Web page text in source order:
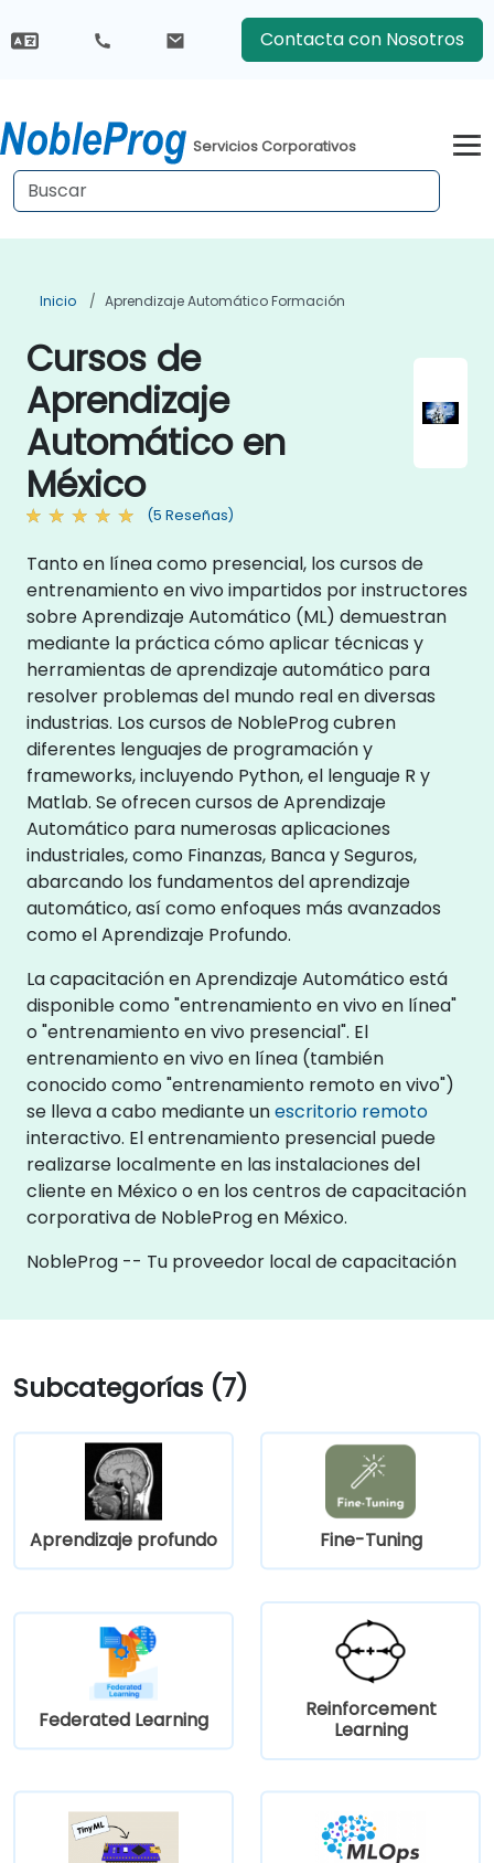
Contacta con Nosotros
Servicios Corporativos
Inicio Aprendizaje Automático Formación
Cursos de
Aprendizaje
Automático en
México
(5 Reseñas)
Tanto en línea como presencial, los cursos de
entrenamiento en vivo impartidos por instructores
sobre Aprendizaje Automático (ML) demuestran
mediante la práctica cómo aplicar técnicas y
herramientas de aprendizaje automático para
resolver problemas del mundo real en diversas
industrias. Los cursos de NobleProg cubren
diferentes lenguajes de programación y
frameworks, incluyendo Python, el lenguaje R y
Matlab. Se ofrecen cursos de Aprendizaje
Automático para numerosas aplicaciones
industriales, como Finanzas, Banca y Seguros,
abarcando los fundamentos del aprendizaje
automático, así como enfoques más avanzados
como el Aprendizaje Profundo.
La capacitación en Aprendizaje Automático está
disponible como "entrenamiento en vivo en línea"
o "entrenamiento en vivo presencial". El
entrenamiento en vivo en línea (también
conocido como "entrenamiento remoto en vivo")
se lleva a cabo mediante unescritorio remoto
interactivo. El entrenamiento presencial puede
realizarse localmente en las instalaciones del
cliente en México o en los centros de capacitación
corporativa de NobleProg en México.
NobleProg -- Tu proveedor local de capacitación
Subcategorías (7)
Aprendizaje profundo Fine-Tuning
Federated Learning
Reinforcement
Learning